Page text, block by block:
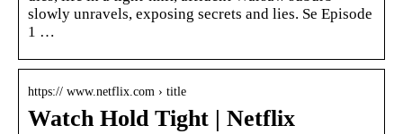
slowly unravels, exposing secrets and lies. Se Episode
1 …
https:// www.netflix.com › title
Watch Hold Tight | Netflix